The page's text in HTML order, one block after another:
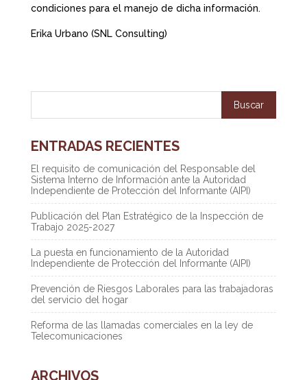
condiciones para el manejo de dicha información.
Erika Urbano (SNL Consulting)
ENTRADAS RECIENTES
El requisito de comunicación del Responsable del
Sistema Interno de Información ante la Autoridad
Independiente de Protección del Informante (AIPI)
Publicación del Plan Estratégico de la Inspección de
Trabajo 2025-2027
La puesta en funcionamiento de la Autoridad
Independiente de Protección del Informante (AIPI)
Prevención de Riesgos Laborales para las trabajadoras
del servicio del hogar
Reforma de las llamadas comerciales en la ley de
Telecomunicaciones
ARCHIVOS